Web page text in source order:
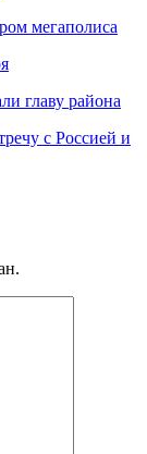
мегаполиса
главу района
с Россией и